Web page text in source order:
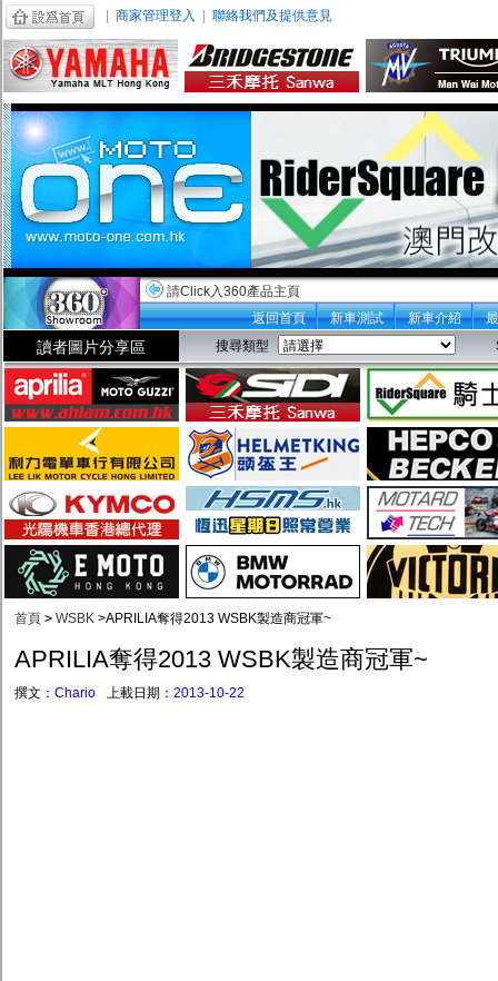
商家管理登入 聯絡我們及提供意見
請Click入360產品主頁
返回首頁
新車測試 新車介紹
讀者圖片分享區 搜尋類型
首頁 > WSBK >APRILIA奪得2013 WSBK製造商冠軍~
APRILIA奪得2013 WSBK製造商冠軍~
撰文： Chario 上載日期： 2013-10-22